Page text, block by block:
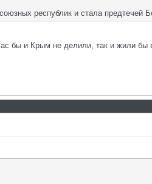
республик и стала предтечей
бы и Крым не делили, так и жили бы